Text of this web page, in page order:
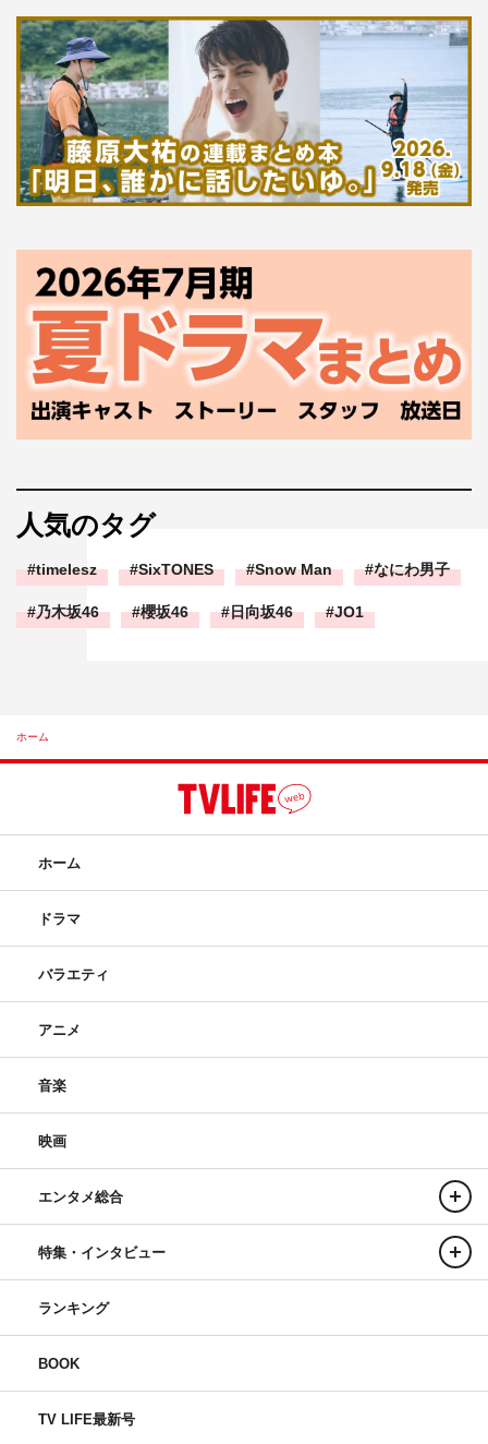
人気のタグ
timelesz SixTONES Snow Man なにわ男子
乃木坂46 櫻坂46 日向坂46 JO1
ホーム
ホーム
ドラマ
バラエティ
アニメ
音楽
映画
エンタメ総合
特集・インタビュー
ランキング
BOOK
TV LIFE最新号